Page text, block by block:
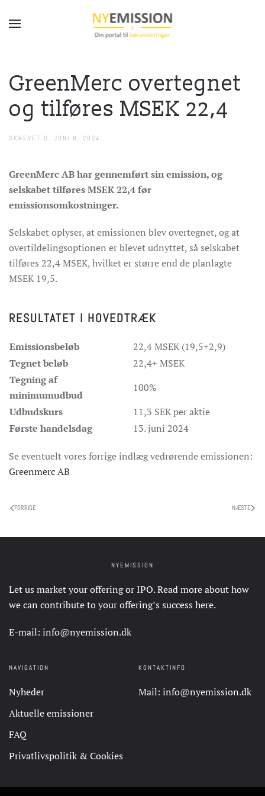
Gå til hovedindhold
GreenMerc overtegnet
og tilføres MSEK 22,4
SKREVET D. JUNI 8, 2024 .
GreenMerc AB har gennemført sin emission, og
selskabet tilføres MSEK 22,4 før
emissionsomkostninger.
Selskabet oplyser, at emissionen blev overtegnet, og at
overtildelingsoptionen er blevet udnyttet, så selskabet
tilføres 22,4 MSEK, hvilket er større end de planlagte
MSEK 19,5.
RESULTATET I HOVEDTRÆK
Emissionsbeløb
22,4 MSEK (19,5+2,9)
Tegnet beløb
22,4+ MSEK
Tegning af
minimumudbud
100%
Udbudskurs
11,3 SEK per aktie
Første handelsdag
13. juni 2024
Se eventuelt vores forrige indlæg vedrørende emissionen:
Greenmerc AB
FORRIGE NÆSTE
NYEMISSION
Let us market your offering or IPO. Read more about how
we can contribute to your offering’s success here.
E-mail: info@nyemission.dk
NAVIGATION
Nyheder
Aktuelle emissioner
FAQ
Privatlivspolitik & Cookies
KONTAKTINFO
Mail: info@nyemission.dk